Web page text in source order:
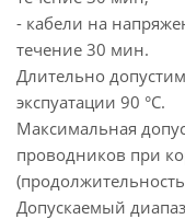
- кабели на
течение 30 мин.
Длительно
экспуатации 90 °С.
Максимальная
проводников при
Допускаемый